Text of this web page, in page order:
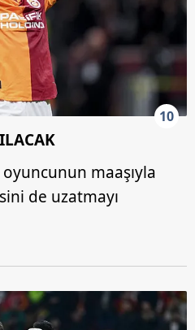
10
maaşıyla
de uzatmayı